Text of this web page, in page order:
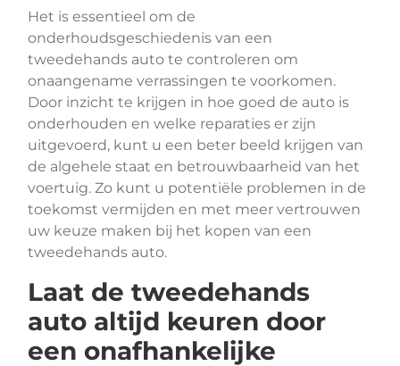
Het is essentieel om de
onderhoudsgeschiedenis van een
tweedehands auto te controleren om
onaangename verrassingen te voorkomen.
Door inzicht te krijgen in hoe goed de auto is
onderhouden en welke reparaties er zijn
uitgevoerd, kunt u een beter beeld krijgen van
de algehele staat en betrouwbaarheid van het
voertuig. Zo kunt u potentiële problemen in de
toekomst vermijden en met meer vertrouwen
uw keuze maken bij het kopen van een
tweedehands auto.
Laat de tweedehands
auto altijd keuren door
een onafhankelijke